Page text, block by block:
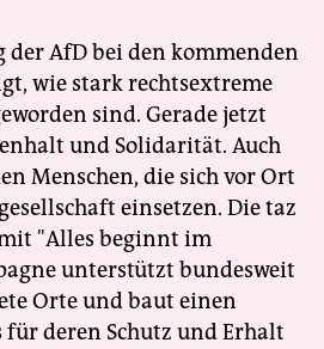
der AfD bei den kommenden
wie stark rechtsextreme
sind. Gerade jetzt
und Solidarität. Auch
Menschen, die sich vor Ort
einsetzen. Die taz
"Alles beginnt im
unterstützt bundesweit
Orte und baut einen
für deren Schutz und Erhalt